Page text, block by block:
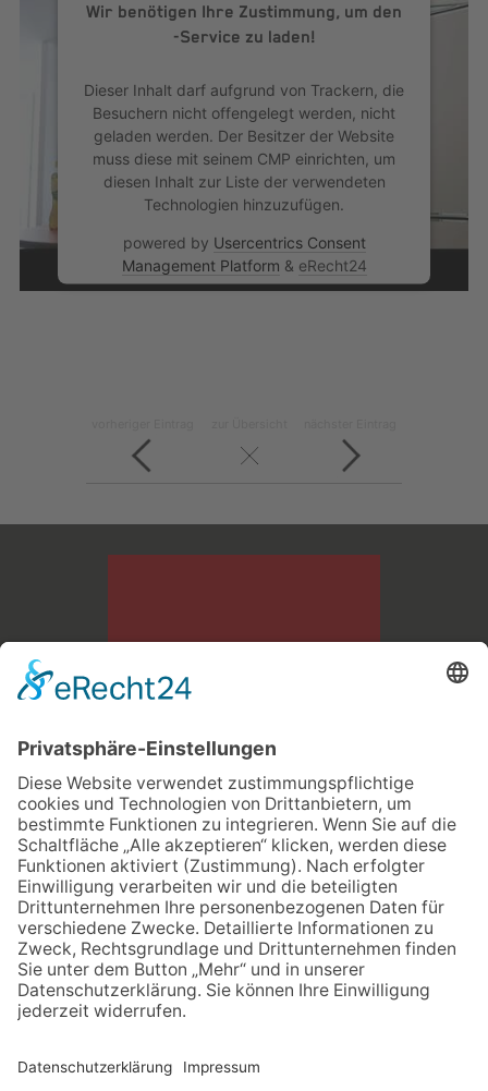
Wir benötigen Ihre Zustimmung, um den
-Service zu laden!
Dieser Inhalt darf aufgrund von Trackern, die
Besuchern nicht offengelegt werden, nicht
geladen werden. Der Besitzer der Website
muss diese mit seinem CMP einrichten, um
diesen Inhalt zur Liste der verwendeten
Technologien hinzuzufügen.
powered by Usercentrics Consent
Management Platform & eRecht24
Bau- und Transportgesellschaft LINDNER mbH
Dresdner Str. 126 A
09337 Hohenstein - Ernstthal